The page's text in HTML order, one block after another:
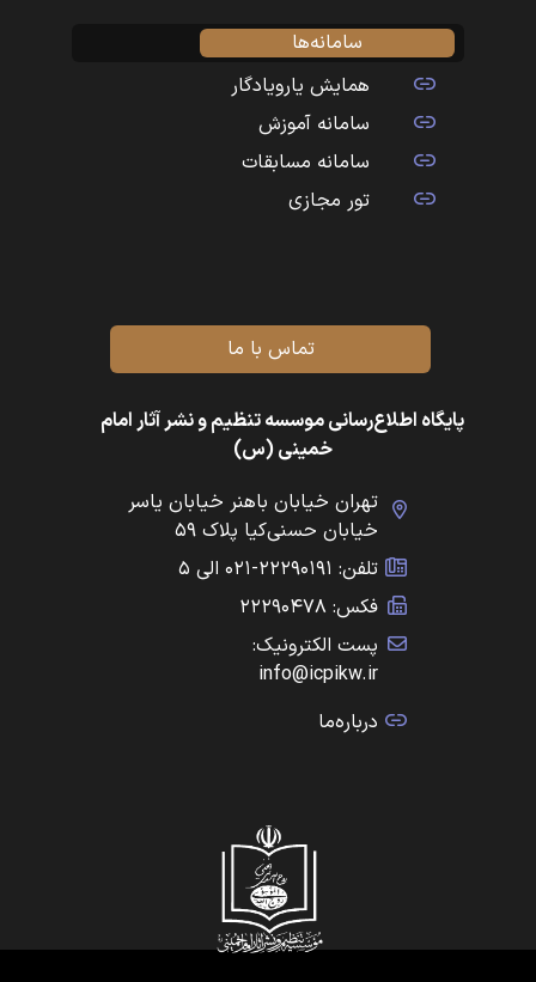
سامانه‌ها
همایش یارویادگار
سامانه آموزش
سامانه مسابقات
تور مجازی
تماس با ما
پایگاه اطلاع‌رسانی موسسه تنظیم و نشر آثار امام
خمینی (س)
تهران خیابان باهنر خیابان یاسر
خیابان حسنی‌کیا پلاک ۵۹
تلفن: ۲۲۲۹۰۱۹۱-۰۲۱ الی ۵
فکس: ۲۲۲۹۰۴۷۸
پست الکترونیک:
info@icpikw.ir
درباره‌ما